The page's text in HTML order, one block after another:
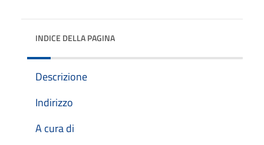
INDICE DELLA PAGINA
Descrizione
Indirizzo
A cura di